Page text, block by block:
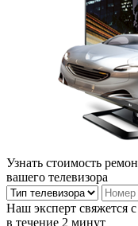
Узнать стоимость
вашего телевизора
Наш эксперт свяжется
в течение 2 минут